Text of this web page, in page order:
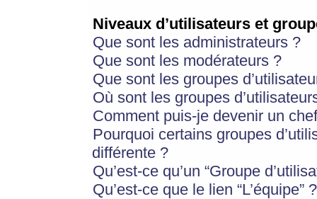
Niveaux d’utilisateurs et
Que sont les administrateurs ?
Que sont les modérateurs ?
Que sont les groupes
Où sont les groupes
Comment puis-je devenir un
Pourquoi certains groupes
différente ?
Qu’est-ce qu’un “Groupe
Qu’est-ce que le lien “L’équipe” ?